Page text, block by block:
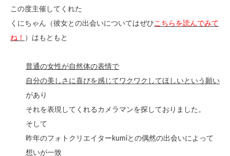
この度主催してくれた
くにちゃん（彼女との出会いについてはぜひこちらを読んでみて
ね！ ）はもともと
普通の女性が自然体の表情で
自分の美しさに喜びを感じてワクワクしてほしいという願い
があり
それを表現してくれるカメラマンを探しておりました。
そして
昨年のフォトクリエイターkumiとの偶然の出会いによって
想いが一致